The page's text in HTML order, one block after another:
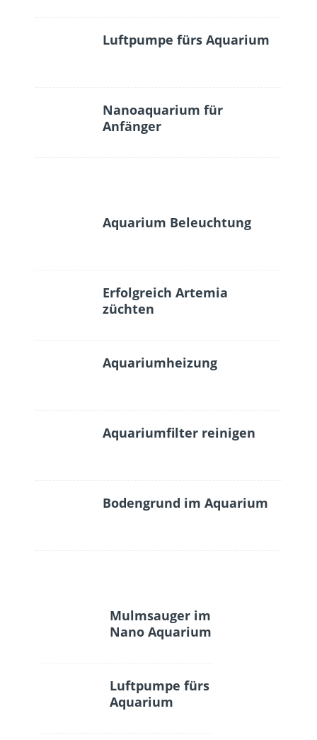
Luftpumpe fürs Aquarium
Nanoaquarium für
Anfänger
Aquarium Beleuchtung
Erfolgreich Artemia
züchten
Aquariumheizung
Aquariumfilter reinigen
Bodengrund im Aquarium
Mulmsauger im
Nano Aquarium
Luftpumpe fürs
Aquarium